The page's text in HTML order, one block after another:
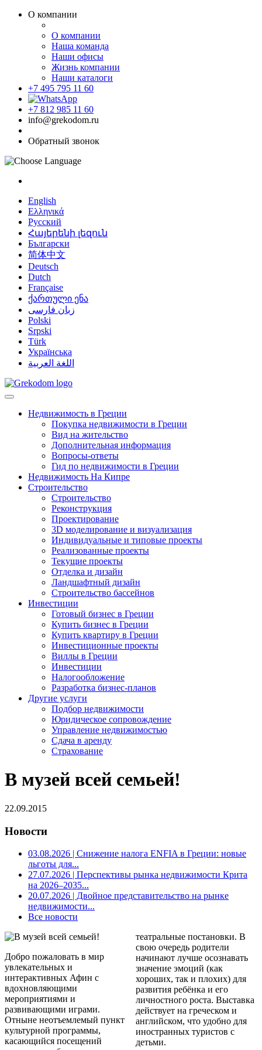
О компании
О компании
Наша команда
Наши офисы
Жизнь компании
Наши каталоги
+7 495 795 11 60
+7 812 985 11 60
info@grekodom.ru
Обратный звонок
English
Ελληνικά
Русский
Հայերենի լեզուն
Български
简体中文
Deutsch
Dutch
Française
ქართული ენა
زبان فارسی
Polski
Srpski
Türk
Українська
اللغة العربية
Недвижимость в Греции
Покупка недвижимости в Греции
Вид на жительство
Дополнительная информация
Вопросы-ответы
Гид по недвижимости в Греции
Недвижимость На Кипре
Строительство
Строительство
Реконструкция
Проектирование
3D моделирование и визуализация
Индивидуальные и типовые проекты
Реализованные проекты
Текущие проекты
Отделка и дизайн
Ландшафтный дизайн
Строительство бассейнов
Инвестиции
Готовый бизнес в Греции
Купить бизнес в Греции
Купить квартиру в Греции
Инвестиционные проекты
Виллы в Греции
Инвестиции
Налогообложение
Разработка бизнес-планов
Другие услуги
Подбор недвижимости
Юридическое сопровождение
Управление недвижимостью
Сдача в аренду
Страхование
В музей всей семьей!
22.09.2015
Новости
03.08.2026 | Снижение налога ENFIA в Греции: новые
льготы для...
27.07.2026 | Перспективы рынка недвижимости Крита
на 2026–2035...
20.07.2026 | Двойное представительство на рынке
недвижимости...
Все новости
Добро пожаловать в мир
увлекательных и
интерактивных Афин с
вдохновляющими
мероприятиями и
развивающими играми.
Отныне неотъемлемый пункт
культурной программы,
касающийся посещений
театральные постановки. В
свою очередь родители
начинают лучше осознавать
значение эмоций (как
хороших, так и плохих) для
развития ребёнка и его
личностного роста. Выставка
действует на греческом и
английском, что удобно для
иностранных туристов с
детьми.